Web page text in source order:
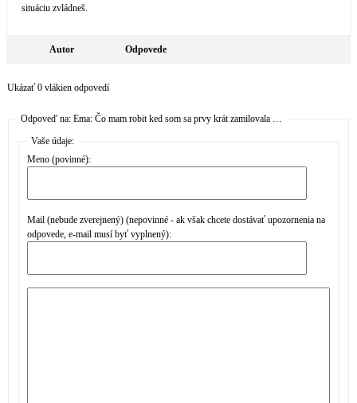
situáciu zvládneš.
Autor Odpovede
Ukázať 0 vlákien odpovedí
Odpoveď na: Ema: Čo mam robit ked som sa prvy krát zamilovala …
Vaše údaje:
Meno (povinné):
Mail (nebude zverejnený) (nepovinné - ak však chcete dostávať upozornenia na
odpovede, e-mail musí byť vyplnený):